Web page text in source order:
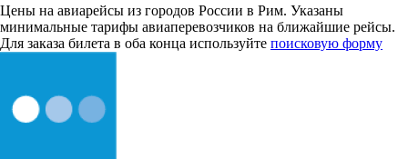
Цены на авиарейсы из городов России в Рим. Указаны
минимальные тарифы авиаперевозчиков на ближайшие рейсы.
Для заказа билета в оба конца используйте поисковую форму